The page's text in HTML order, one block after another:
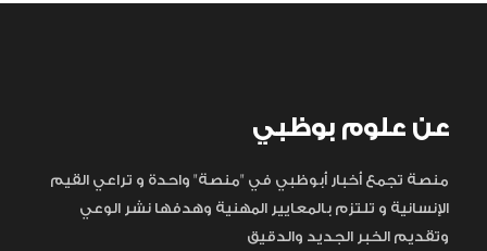
عن علوم بوظبي
منصة تجمع أخبار أبوظبي في "منصة" واحدة و تراعي القيم
الإنسانية و تلتزم بالمعايير المهنية وهدفها نشر الوعي
وتقديم الخبر الجديد والدقيق